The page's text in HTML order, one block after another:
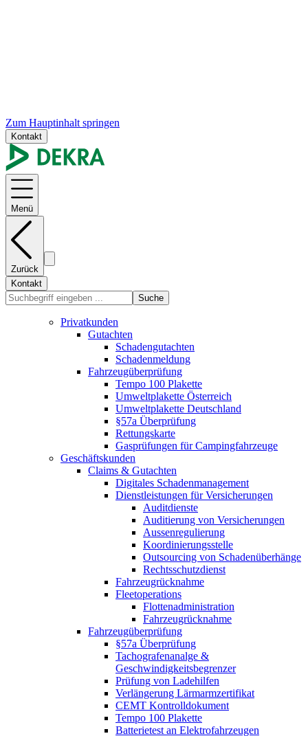
Zum Hauptinhalt springen
Kontakt
Menü
Zurück
Kontakt
Suche
Privatkunden
Gutachten
Schadengutachten
Schadenmeldung
Fahrzeugüberprüfung
Tempo 100 Plakette
Umweltplakette Österreich
Umweltplakette Deutschland
§57a Überprüfung
Rettungskarte
Gasprüfungen für Campingfahrzeuge
Geschäftskunden
Claims & Gutachten
Digitales Schadenmanagement
Dienstleistungen für Versicherungen
Auditdienste
Auditierung von Versicherungen
Aussenregulierung
Koordinierungsstelle
Outsourcing von Schadenüberhänge
Rechtsschutzdienst
Fahrzeugrücknahme
Fleetoperations
Flottenadministration
Fahrzeugrücknahme
Fahrzeugüberprüfung
§57a Überprüfung
Tachografenanalge &
Geschwindigkeitsbegrenzer
Prüfung von Ladehilfen
Verlängerung Lärmarmzertifikat
CEMT Kontrolldokument
Tempo 100 Plakette
Batterietest an Elektrofahrzeugen